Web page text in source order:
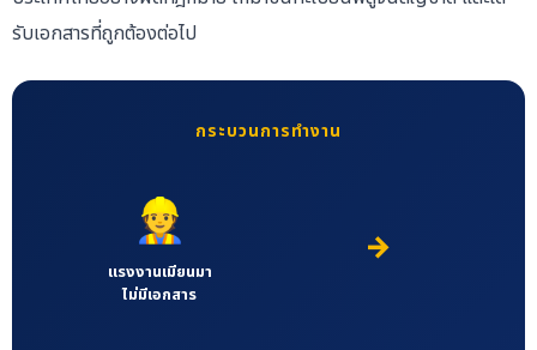
รับเอกสารที่ถูกต้องต่อไป
กระบวนการทำงาน
👷
แรงงานเมียนมา
ไม่มีเอกสาร
→